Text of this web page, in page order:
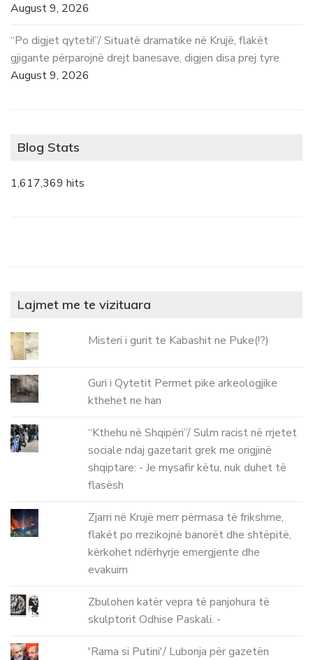
August 9, 2026
“Po digjet qyteti!”/ Situatë dramatike në Krujë, flakët
gjigante përparojnë drejt banesave, digjen disa prej tyre
August 9, 2026
Blog Stats
1,617,369 hits
Lajmet me te vizituara
Misteri i gurit te Kabashit ne Puke(!?)
Guri i Qytetit Permet pike arkeologjike
kthehet ne han
“Kthehu në Shqipëri”/ Sulm racist në rrjetet
sociale ndaj gazetarit grek me origjinë
shqiptare: - Je mysafir këtu, nuk duhet të
flasësh
Zjarri në Krujë merr përmasa të frikshme,
flakët po rrezikojnë banorët dhe shtëpitë,
kërkohet ndërhyrje emergjente dhe
evakuim
Zbulohen katër vepra të panjohura të
skulptorit Odhise Paskali. -
'Rama si Putini'/ Lubonja për gazetën